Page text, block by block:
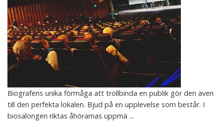
Biografens unika förmåga att trollbinda en publik gör den även
till den perfekta lokalen. Bjud på en upplevelse som består. I
biosalongen riktas åhörarnas uppmä ...